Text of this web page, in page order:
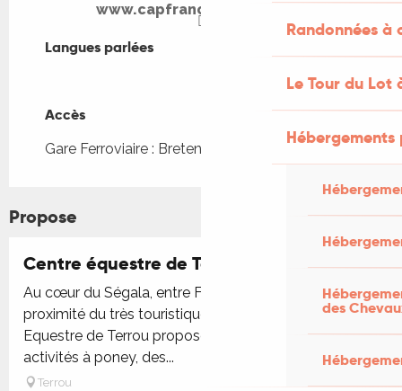
Randonnées
Le Tour du Lot
des
www.capfrance-terrou.com
Langues parlées
Langues parlées
Accès
Accès
Gare Ferroviaire : Bretenoux-Biars à 25km
Propose
Centre équestre de Terrou
Au cœur du Ségala, entre Figeac et Saint-Céré, à
proximité du très touristique lac du Tolerme, le Centre
Equestre de Terrou propose des baptêmes et
activités à poney, des...
Terrou